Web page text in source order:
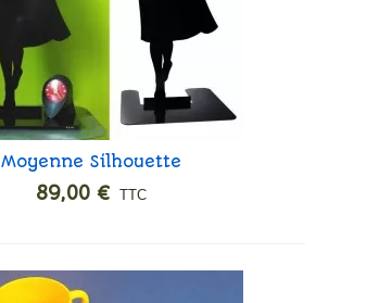
Ajouter
Moyenne Silhouette
"Vengeance"
89,00 € TTC